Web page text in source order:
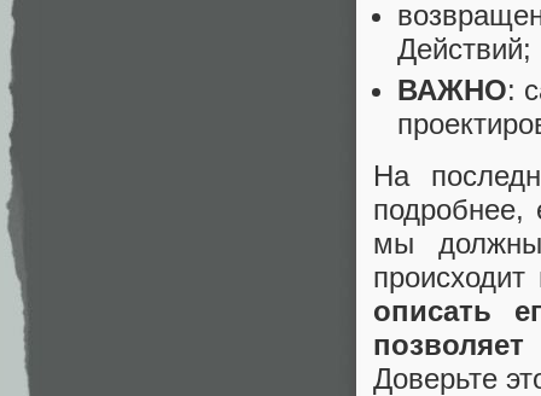
Действий;
ВАЖНО:
На
подробнее,
мы
описать
Доверьте